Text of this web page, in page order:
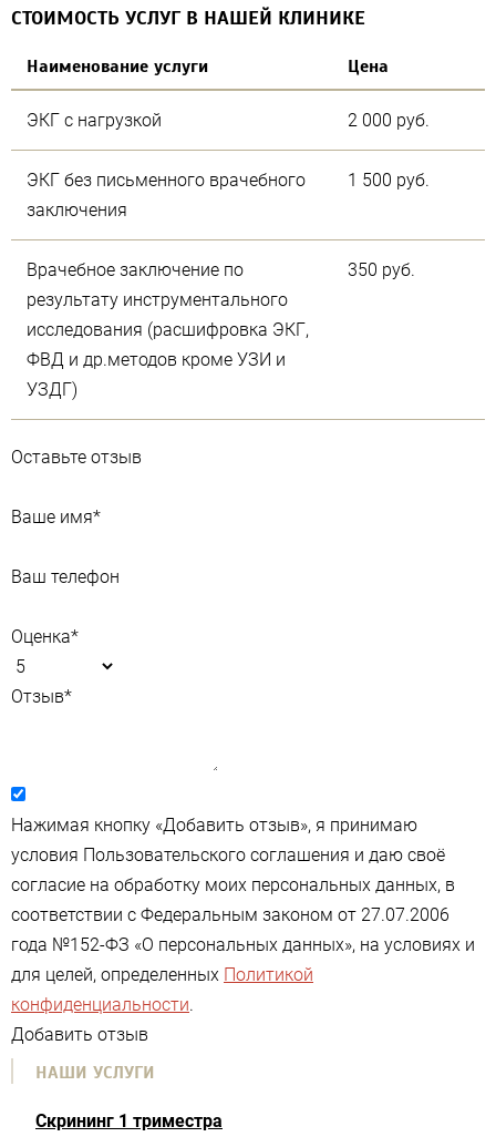
СТОИМОСТЬ УСЛУГ В НАШЕЙ КЛИНИКЕ
Наименование услуги Цена
ЭКГ с нагрузкой 2 000 руб.
ЭКГ без письменного врачебного
заключения
1 500 руб.
Врачебное заключение по
результату инструментального
исследования (расшифровка ЭКГ,
ФВД и др.методов кроме УЗИ и
УЗДГ)
350 руб.
Оставьте отзыв
Ваше имя*
Ваш телефон
Оценка*
Отзыв*
Нажимая кнопку «Добавить отзыв», я принимаю
условия Пользовательского соглашения и даю своё
согласие на обработку моих персональных данных, в
соответствии с Федеральным законом от 27.07.2006
года №152-ФЗ «О персональных данных», на условиях и
для целей, определенных Политикой
конфиденциальности.
Добавить отзыв
НАШИ УСЛУГИ
Скрининг 1 триместра